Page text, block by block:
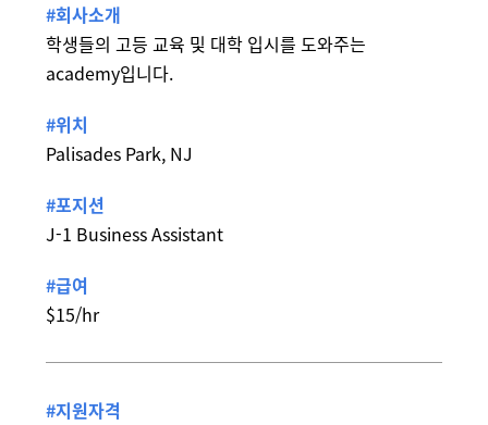
#회사소개
학생들의 고등 교육 및 대학 입시를 도와주는
academy입니다.
#위치
Palisades Park, NJ
#포지션
J-1 Business Assistant
#급여
$15/hr
#지원자격